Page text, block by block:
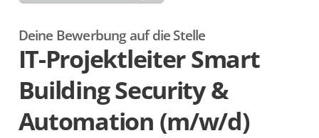
Zum
Footer
springen
Deine Bewerbung auf die Stelle
IT-Projektleiter Smart
Building Security &
Automation (m/w/d)